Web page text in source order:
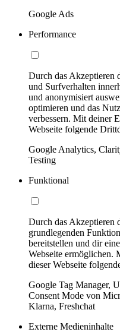
Google Ads
Performance
Durch das Akzeptieren
und Surfverhalten
und anonymisiert
optimieren und das
verbessern. Mit deiner
Webseite folgende
Google Analytics,
Testing
Funktional
Durch das Akzeptieren
grundlegenden
bereitstellen und dir
Webseite ermöglichen.
dieser Webseite
Google Tag Manager,
Consent Mode von
Klarna, Freshchat
Externe Medieninhalte